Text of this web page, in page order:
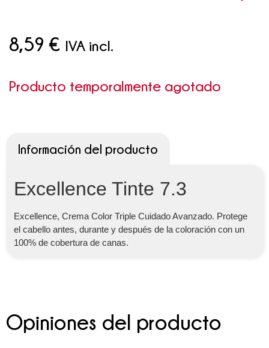
8,59€ IVA incl.
Producto temporalmente agotado
Información del producto
Excellence Tinte 7.3
Excellence, Crema Color Triple Cuidado Avanzado. Protege
el cabello antes, durante y después de la coloración con un
100% de cobertura de canas.
Opiniones del producto